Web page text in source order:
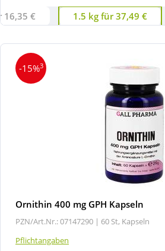
16,35 € 1.5 kg für 37,49 €
-15%3
Ornithin 400 mg GPH Kapseln
PZN/Art.Nr.: 07147290 | 60 St, Kapseln
Pflichtangaben